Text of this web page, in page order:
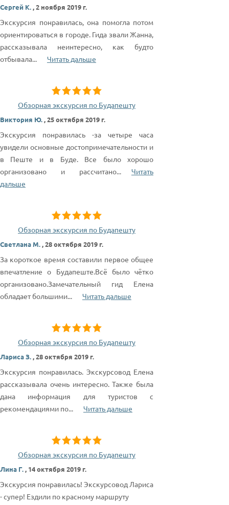
Сергей К.,2 ноября 2019 г.
Экскурсия понравилась, она помогла потом
ориентироваться в городе. Гида звали Жанна,
рассказывала неинтересно, как будто
отбывала... Читать дальше
Обзорная экскурсия по Будапешту
Виктория Ю.,25 октября 2019 г.
Экскурсия понравилась -за четыре часа
увидели основные достопримечательности и
в Пеште и в Буде. Все было хорошо
организовано и рассчитано...
Читать
дальше
Обзорная экскурсия по Будапешту
Светлана М.,28 октября 2019 г.
За короткое время составили первое общее
впечатление о Будапеште.Всё было чётко
организовано.Замечательный гид Елена
обладает большими... Читать дальше
Обзорная экскурсия по Будапешту
Лариса З.,28 октября 2019 г.
Экскурсия понравилась. Экскурсовод Елена
рассказывала очень интересно. Также была
дана информация для туристов с
рекомендациями по... Читать дальше
Обзорная экскурсия по Будапешту
Лина Г., 14 октября 2019 г.
Экскурсия понравилась! Экскурсовод Лариса
- супер! Ездили по красному маршруту